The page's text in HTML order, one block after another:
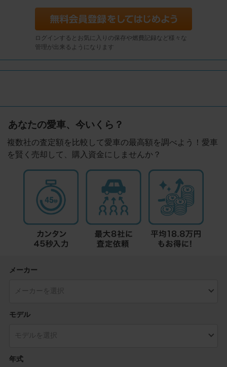
ログインするとお気に入りの保存や燃費記録など様々な
管理が出来るようになります
あなたの愛車、今いくら？
複数社の査定額を比較して愛車の最高額を調べよう！愛車
を賢く売却して、購入資金にしませんか？
メーカー
モデル
年式